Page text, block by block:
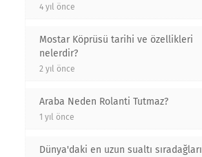
4 yıl önce
Mostar Köprüsü tarihi ve özellikleri
nelerdir?
2 yıl önce
Araba Neden Rolanti Tutmaz?
1 yıl önce
Dünya'daki en uzun sualtı sıradağları